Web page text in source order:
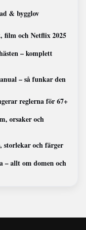
& bygglov
film och Netflix 2025
– komplett
– så funkar den
reglerna för 67+
orsaker och
storlekar och färger
– allt om domen och